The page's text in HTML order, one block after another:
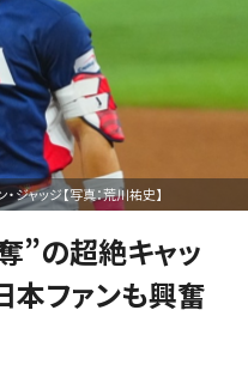
ャッジ【写真：荒川祐史】
”の超絶キャッ
本ファンも興奮